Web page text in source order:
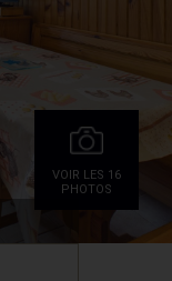
VOIR LES 16
PHOTOS